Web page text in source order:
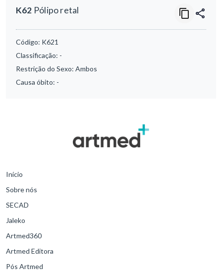
K62 Pólipo retal
Código: K621
Classificação: -
Restrição do Sexo: Ambos
Causa óbito: -
Início
Sobre nós
SECAD
Jaleko
Artmed360
Artmed Editora
Pós Artmed